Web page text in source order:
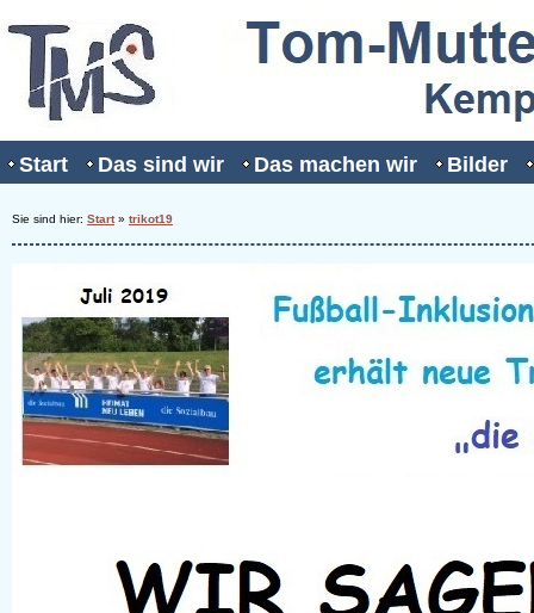
Start Das sind wir Das machen wir Bilder
Sie sind hier: Start» trikot19